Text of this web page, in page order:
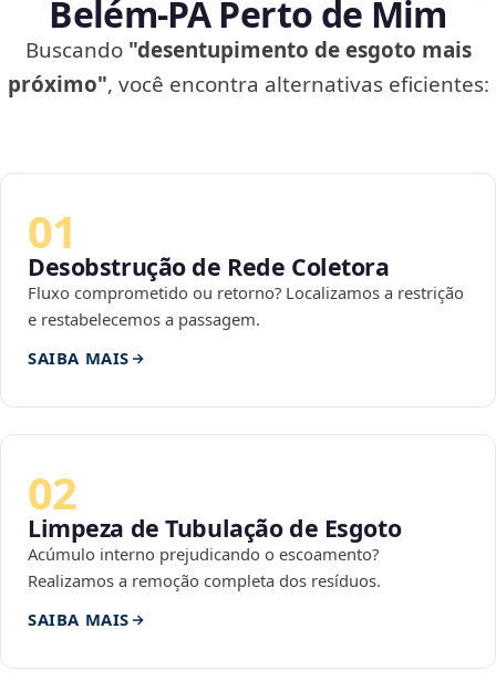
Belém‑PA Perto de Mim
Buscando "desentupimento de esgoto mais
próximo", você encontra alternativas eficientes:
01
Desobstrução de Rede Coletora
Fluxo comprometido ou retorno? Localizamos a restrição
e restabelecemos a passagem.
SAIBA MAIS
02
Limpeza de Tubulação de Esgoto
Acúmulo interno prejudicando o escoamento?
Realizamos a remoção completa dos resíduos.
SAIBA MAIS